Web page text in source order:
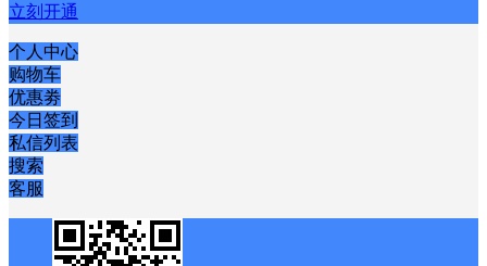
立刻开通
个人中心
购物车
优惠劵
今日签到
私信列表
搜索
客服